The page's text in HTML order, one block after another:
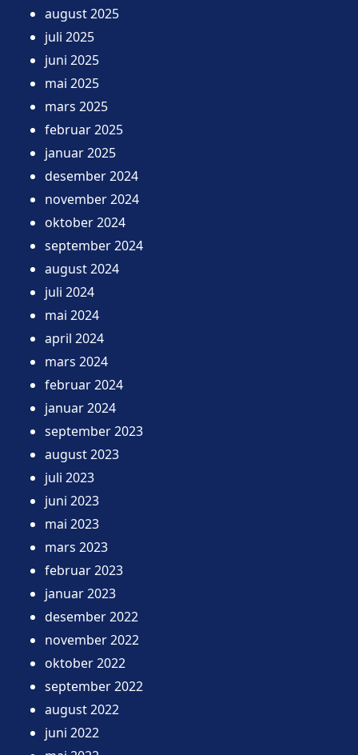
august 2025
juli 2025
juni 2025
mai 2025
mars 2025
februar 2025
januar 2025
desember 2024
november 2024
oktober 2024
september 2024
august 2024
juli 2024
mai 2024
april 2024
mars 2024
februar 2024
januar 2024
september 2023
august 2023
juli 2023
juni 2023
mai 2023
mars 2023
februar 2023
januar 2023
desember 2022
november 2022
oktober 2022
september 2022
august 2022
juni 2022